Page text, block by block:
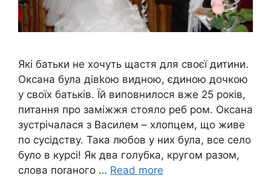
Які батьки не хочуть щастя для своєї дитини.
Оксана була дівkою видною, єдиною дочкою
у своїх батьків. Їй виповнилося вже 25 років,
питання про заміжжя стояло реб ром. Оксана
зустрічалася з Василем – хлопцем, що живе
по сусідству. Така любов у них була, все село
було в курсі! Як два голубка, кругом разом,
слова поrаного … Read more